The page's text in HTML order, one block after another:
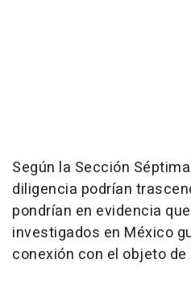
Según la Sección
diligencia podrían
pondrían en evidencia
investigados en México
conexión con el objeto